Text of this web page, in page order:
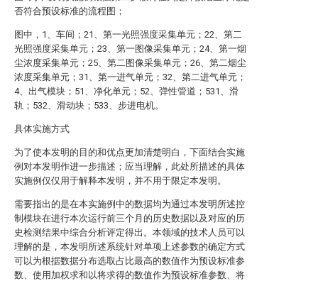
否符合预设标准的流程图；
图中，1、车间；21、第一光照强度采集单元；22、第二
光照强度采集单元；23、第一图像采集单元；24、第一烟
尘浓度采集单元；25、第二图像采集单元；26、第二烟尘
浓度采集单元；31、第一进气单元；32、第二进气单元；
4、出气模块；51、净化单元；52、弹性管道；531、滑
轨；532、滑动块；533、步进电机。
具体实施方式
为了使本发明的目的和优点更加清楚明白，下面结合实施
例对本发明作进一步描述；应当理解，此处所描述的具体
实施例仅仅用于解释本发明，并不用于限定本发明。
需要指出的是在本实施例中的数据均为通过本发明所述控
制模块在进行本次运行前三个月的历史数据以及对应的历
史检测结果中综合分析评定得出。本领域的技术人员可以
理解的是，本发明所述系统针对单项上述参数的确定方式
可以为根据数据分布选取占比最高的数值作为预设标准参
数、使用加权求和以将求得的数值作为预设标准参数、将